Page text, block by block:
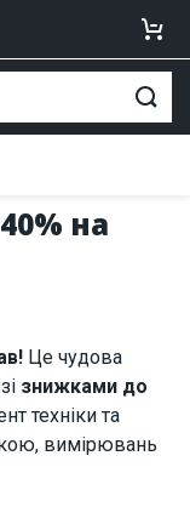
на
Це чудова
знижками до
техніки та
вимірювань